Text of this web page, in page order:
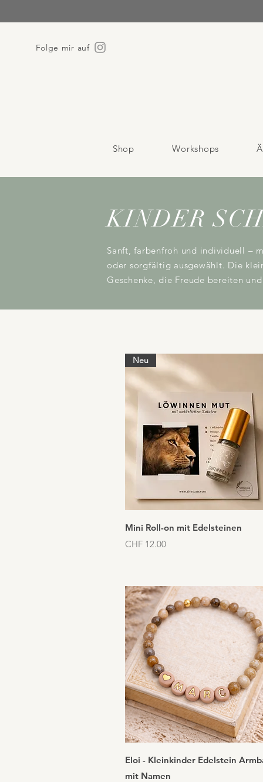
Folge mir auf
Shop Workshops
KINDER
Sanft, farbenfroh und individuell –
oder sorgfältig ausgewählt. Die
Geschenke, die Freude bereiten
Schnellansicht
Neu
Mini Roll-on mit Edelsteinen
Preis
CHF 12.00
Schnellansicht
Eloi - Kleinkinder Edelstein
mit Namen